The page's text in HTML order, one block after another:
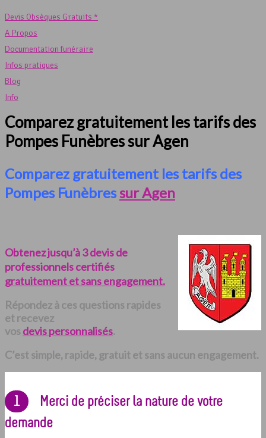
Devis Obsèques Gratuits *
A Propos
Documentation funéraire
Infos pratiques
Blog
Info
Comparez gratuitement les tarifs des
Pompes Funèbres sur Agen
Comparez gratuitement les tarifs des
Pompes Funèbres sur Agen
Obtenez jusqu’à 3 devis de
professionnels certifiés
gratuitement et sans engagement.
Répondez à ces questions rapides
et recevez
vos devis personnalisés.
C’est simple, rapide, gratuit et sans aucun engagement.